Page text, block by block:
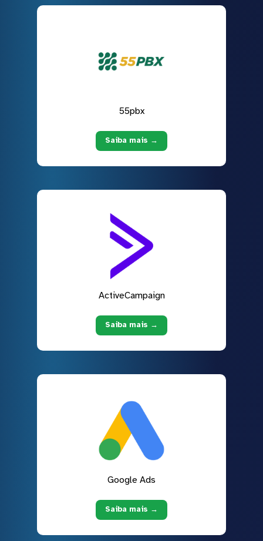
55pbx
Saiba mais →
ActiveCampaign
Saiba mais →
Google Ads
Saiba mais →